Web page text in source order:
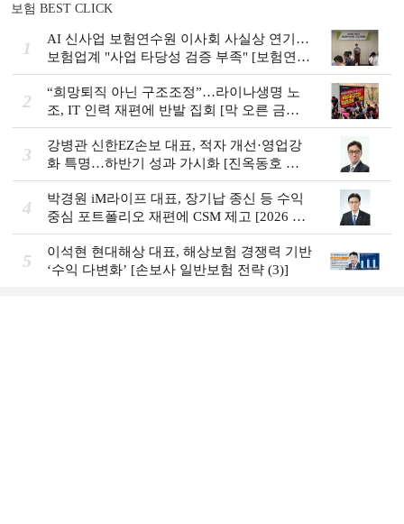
보험 BEST CLICK
1
AI 신사업 보험연수원 이사회 사실상 연기…
보험업계 "사업 타당성 검증 부족" [보험연수
원 AI사업 논란]
2
“희망퇴직 아닌 구조조정”…라이나생명 노
조, IT 인력 재편에 반발 집회 [막 오른 금융
권 하투(夏鬪)]
3
강병관 신한EZ손보 대표, 적자 개선·영업강
화 특명…하반기 성과 가시화 [진옥동호 신
한금융, 부스트업 점검]
4
박경원 iM라이프 대표, 장기납 종신 등 수익
중심 포트폴리오 재편에 CSM 제고 [2026 금
융사 상반기 실적]
5
이석현 현대해상 대표, 해상보험 경쟁력 기반
‘수익 다변화ʼ [손보사 일반보험 전략 (3)]